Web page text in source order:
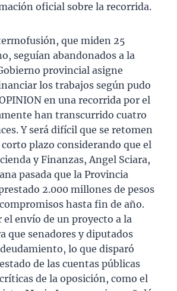
oficial sobre la recorrida.
que miden 25
seguían abandonados a la
provincial asigne
los trabajos según pudo
en una recorrida por el
han transcurrido cuatro
Y será difícil que se retomen
plazo considerando que el
y Finanzas, Angel Sciara,
pasada que la Provincia
2.000 millones de pesos
hasta fin de año.
el envío de un proyecto a la
que senadores y diputados
lo que disparó
de las cuentas públicas
de la oposición, como el